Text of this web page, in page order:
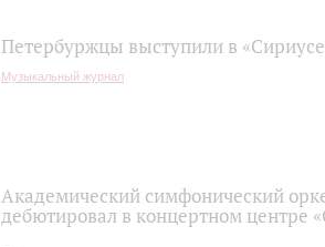
Петербуржцы выступили в
Музыкальный журнал
Академический симфонический
дебютировал в концертном центре